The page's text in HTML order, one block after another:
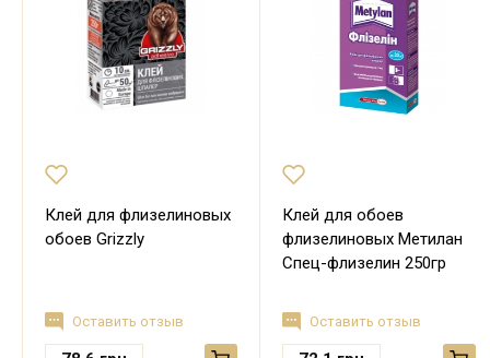
Клей для флизелиновых
обоев Grizzly
Оставить отзыв
Клей для обоев
флизелиновых Метилан
Спец-флизелин 250гр
Оставить отзыв